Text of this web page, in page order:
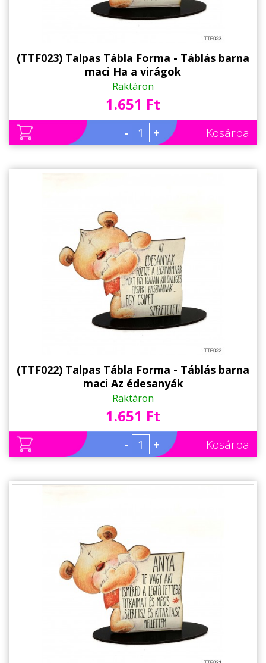
(TTF023) Talpas Tábla Forma - Táblás barna
maci Ha a virágok
Raktáron
1.651 Ft
- + Kosárba
(TTF022) Talpas Tábla Forma - Táblás barna
maci Az édesanyák
Raktáron
1.651 Ft
- + Kosárba